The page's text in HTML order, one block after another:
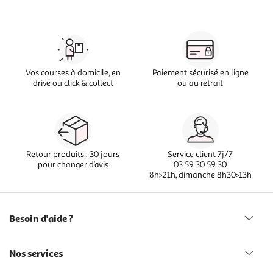
Vos courses à domicile, en
drive ou click & collect
Paiement sécurisé en ligne
ou au retrait
Retour produits : 30 jours
pour changer d’avis
Service client 7j/7
03 59 30 59 30
8h>21h, dimanche 8h30>13h
Besoin d'aide ?
Nos services